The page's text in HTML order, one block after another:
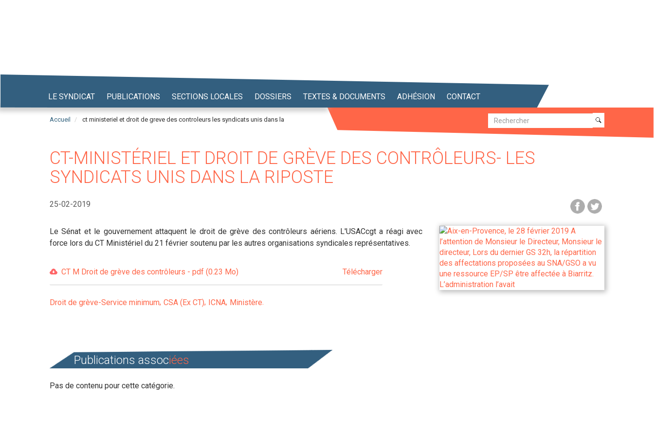
LE SYNDICAT PUBLICATIONS SECTIONS LOCALES DOSSIERS TEXTES & DOCUMENTS ADHÉSION CONTACT
Accueil ct ministeriel et droit de greve des controleurs les syndicats unis dans la Recherche
Recherche
CT-MINISTÉRIEL ET DROIT DE GRÈVE DES CONTRÔLEURS- LES
SYNDICATS UNIS DANS LA RIPOSTE
25-02-2019
Le Sénat et le gouvernement attaquent le droit de grève des contrôleurs aériens. L'USACcgt a réagi avec
force lors du CT Ministériel du 21 février soutenu par les autres organisations syndicales représentatives.
CT M Droit de grève des contrôleurs - pdf (0.23 Mo) Télécharger
Droit de grève-Service minimum CSA (Ex CT) ICNA Ministère
Publications associées
Pas de contenu pour cette catégorie.